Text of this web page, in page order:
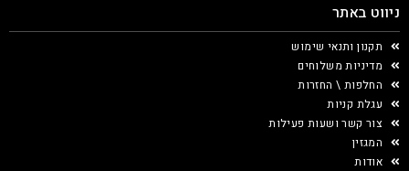
ניווט באתר
תקנון ותנאי שימוש
מדיניות משלוחים
החלפות \ החזרות
עגלת קניות
צור קשר ושעות פעילות
המגזין
אודות